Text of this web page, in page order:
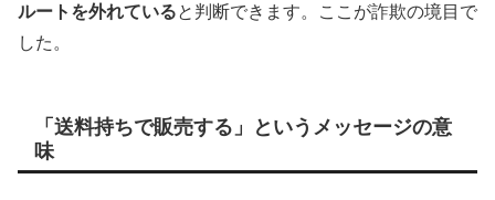
ルートを外れていると判断できます。ここが詐欺の境目で
した。
「送料持ちで販売する」というメッセージの意
味